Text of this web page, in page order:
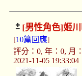
[男性角色]姬
[10篇回應]
評分：0, 年：0, 月
2021-11-05 19:33:04